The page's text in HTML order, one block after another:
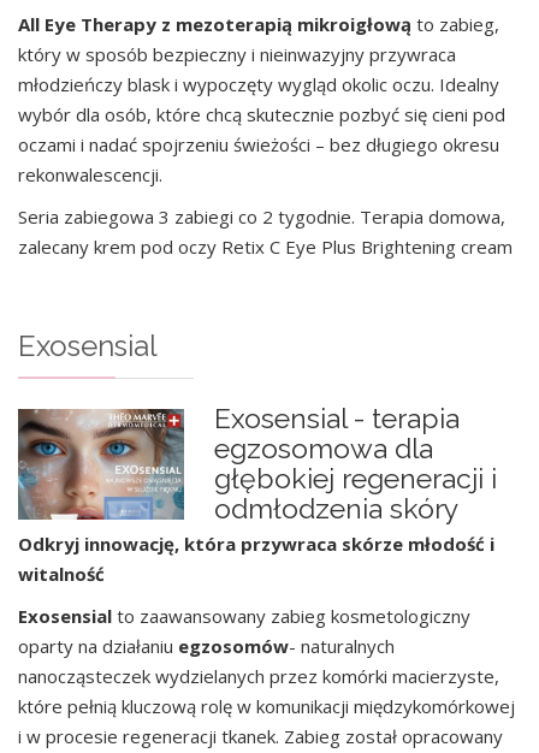
All Eye Therapy z mezoterapią mikroigłową to zabieg,
który w sposób bezpieczny i nieinwazyjny przywraca
młodzieńczy blask i wypoczęty wygląd okolic oczu. Idealny
wybór dla osób, które chcą skutecznie pozbyć się cieni pod
oczami i nadać spojrzeniu świeżości – bez długiego okresu
rekonwalescencji.
Seria zabiegowa 3 zabiegi co 2 tygodnie. Terapia domowa,
zalecany krem pod oczy Retix C Eye Plus Brightening cream
Exosensial
Exosensial - terapia
egzosomowa dla
głębokiej regeneracji i
odmłodzenia skóry
Odkryj innowację, która przywraca skórze młodość i
witalność
Exosensial to zaawansowany zabieg kosmetologiczny
oparty na działaniu egzosomów- naturalnych
nanocząsteczek wydzielanych przez komórki macierzyste,
które pełnią kluczową rolę w komunikacji międzykomórkowej
i w procesie regeneracji tkanek. Zabieg został opracowany